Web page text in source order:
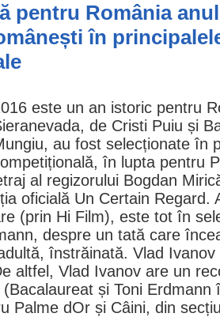
pentru România
în
este un an istoric pentru
, de Cristi Puiu și
, au fost selecționate în
în lupta pentru
al regizorului Bogdan
oficială Un Certain Regard.
(prin Hi Film), este tot în
despre un tată care
înstrăinată. Vlad Ivanov
altfel, Vlad Ivanov are un
și Toni Erdmann
Palme dOr și Câini, din